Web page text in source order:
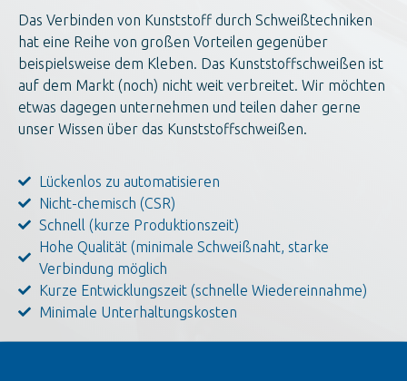
Das Verbinden von Kunststoff durch Schweißtechniken
hat eine Reihe von großen Vorteilen gegenüber
beispielsweise dem Kleben. Das Kunststoffschweißen ist
auf dem Markt (noch) nicht weit verbreitet. Wir möchten
etwas dagegen unternehmen und teilen daher gerne
unser Wissen über das Kunststoffschweißen.
Lückenlos zu automatisieren
Nicht-chemisch (CSR)
Schnell (kurze Produktionszeit)
Hohe Qualität (minimale Schweißnaht, starke
Verbindung möglich
Kurze Entwicklungszeit (schnelle Wiedereinnahme)
Minimale Unterhaltungskosten